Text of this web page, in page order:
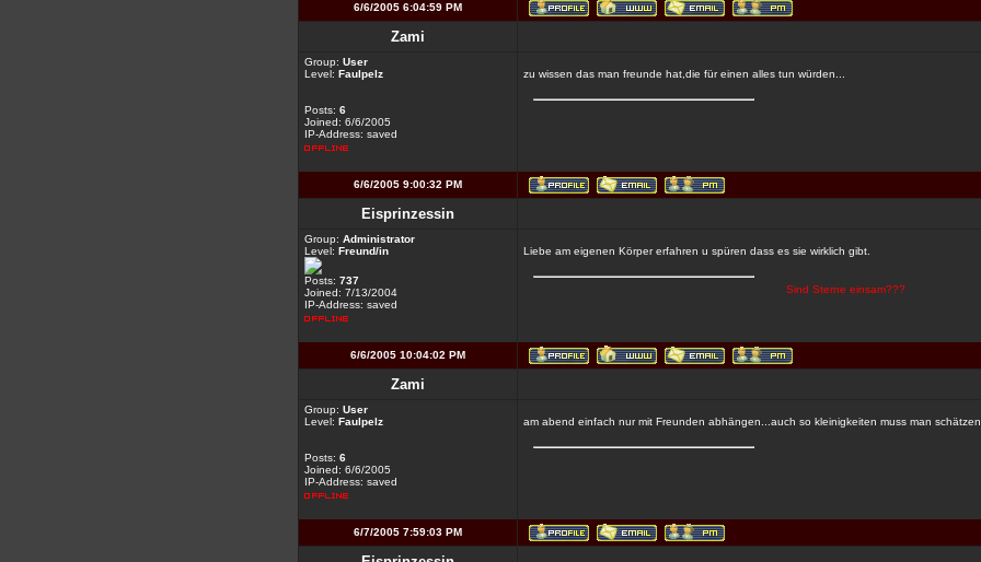
6/6/2005 6:04:59 PM
Zami
Group: User
Level: Faulpelz
Posts: 6
Joined: 6/6/2005
IP-Address: saved
zu wissen das man freunde hat,die für einen alles tun würden...
6/6/2005 9:00:32 PM
Eisprinzessin
Group: Administrator
Level: Freund/in
Posts: 737
Joined: 7/13/2004
IP-Address: saved
Liebe am eigenen Körper erfahren u spüren dass es sie wirklich gibt.
Sind Sterne einsam???
6/6/2005 10:04:02 PM
Zami
Group: User
Level: Faulpelz
Posts: 6
Joined: 6/6/2005
IP-Address: saved
am abend einfach nur mit Freunden abhängen...auch so kleinigkeiten muss man schätzen
6/7/2005 7:59:03 PM